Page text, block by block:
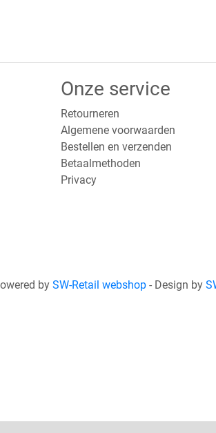
Onze service
Retourneren
Algemene voorwaarden
Bestellen en verzenden
Betaalmethoden
Privacy
by SW-Retail webshop- Design by